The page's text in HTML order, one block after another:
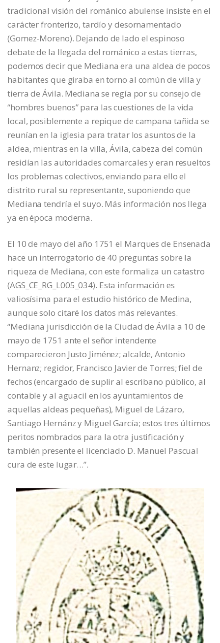
tradicional visión del románico abulense insiste en el
carácter fronterizo, tardío y desornamentado
(Gomez-Moreno). Dejando de lado el espinoso
debate de la llegada del románico a estas tierras,
podemos decir que Mediana era una aldea de pocos
habitantes que giraba en torno al común de villa y
tierra de Ávila. Mediana se regía por su consejo de
“hombres buenos” para las cuestiones de la vida
local, posiblemente a repique de campana tañida se
reunían en la iglesia para tratar los asuntos de la
aldea, mientras en la villa, Ávila, cabeza del común
residían las autoridades comarcales y eran resueltos
los problemas colectivos, enviando para ello el
distrito rural su representante, suponiendo que
Mediana tendría el suyo. Más información nos llega
ya en época moderna.
El 10 de mayo del año 1751 el Marques de Ensenada
hace un interrogatorio de 40 preguntas sobre la
riqueza de Mediana, con este formaliza un catastro
(AGS_CE_RG_L005_034). Esta información es
valiosísima para el estudio histórico de Medina,
aunque solo citaré los datos más relevantes.
“Mediana jurisdicción de la Ciudad de Ávila a 10 de
mayo de 1751 ante el señor intendente
comparecieron Justo Jiménez; alcalde, Antonio
Hernanz; regidor, Francisco Javier de Torres; fiel de
fechos (encargado de suplir al escribano público, al
contable y al aguacil en los ayuntamientos de
aquellas aldeas pequeñas), Miguel de Lázaro,
Santiago Hernánz y Miguel García; estos tres últimos
peritos nombrados para la otra justificación y
también presente el licenciado D. Manuel Pascual
cura de este lugar…”.